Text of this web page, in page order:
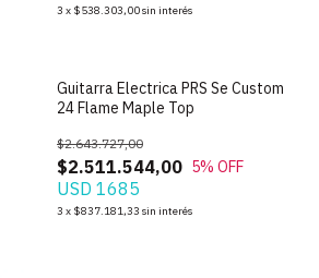
3 x $538.303,00sin interés
Guitarra Electrica PRS Se Custom
24 Flame Maple Top
$2.511.544,00
$2.643.727,00
5% OFF
USD 1685
3 x $837.181,33 sin interés